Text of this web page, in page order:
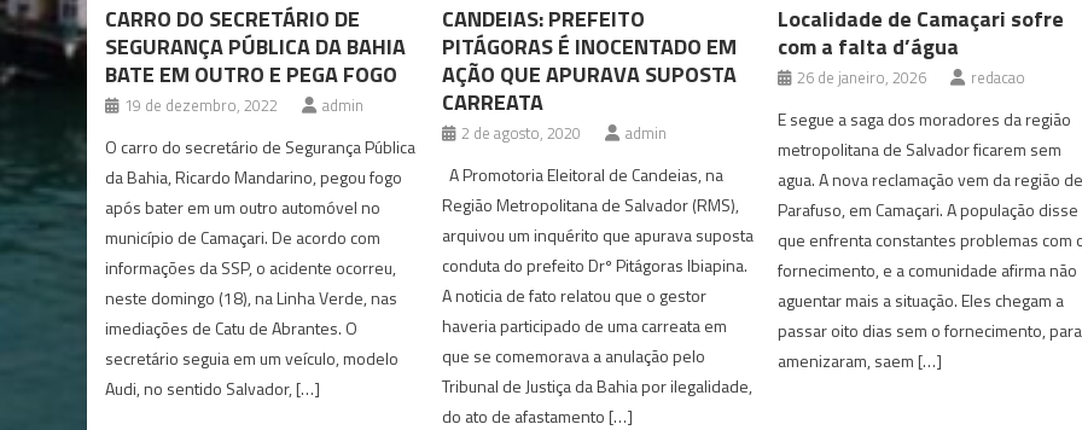
CARRO DO SECRETÁRIO DE
SEGURANÇA PÚBLICA DA BAHIA
BATE EM OUTRO E PEGA FOGO
19 de dezembro, 2022 admin
O carro do secretário de Segurança Pública
da Bahia, Ricardo Mandarino, pegou fogo
após bater em um outro automóvel no
município de Camaçari. De acordo com
informações da SSP, o acidente ocorreu,
neste domingo (18), na Linha Verde, nas
imediações de Catu de Abrantes. O
secretário seguia em um veículo, modelo
Audi, no sentido Salvador, […]
CANDEIAS: PREFEITO
PITÁGORAS É INOCENTADO EM
AÇÃO QUE APURAVA SUPOSTA
CARREATA
2 de agosto, 2020 admin
A Promotoria Eleitoral de Candeias, na
Região Metropolitana de Salvador (RMS),
arquivou um inquérito que apurava suposta
conduta do prefeito Drº Pitágoras Ibiapina.
A noticia de fato relatou que o gestor
haveria participado de uma carreata em
que se comemorava a anulação pelo
Tribunal de Justiça da Bahia por ilegalidade,
do ato de afastamento […]
Localidade de Camaçari sofre
com a falta d’água
26 de janeiro, 2026 redacao
E segue a saga dos moradores da região
metropolitana de Salvador ficarem sem
agua. A nova reclamação vem da região
Parafuso, em Camaçari. A população disse
que enfrenta constantes problemas com
fornecimento, e a comunidade afirma não
aguentar mais a situação. Eles chegam a
passar oito dias sem o fornecimento, para
amenizaram, saem […]